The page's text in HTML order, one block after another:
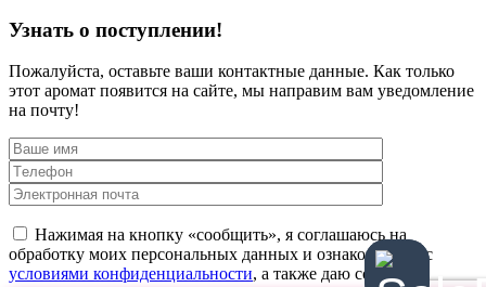
Узнать о поступлении!
Пожалуйста, оставьте ваши контактные данные. Как только
этот аромат появится на сайте, мы направим вам уведомление
на почту!
Нажимая на кнопку «сообщить», я соглашаюсь на
обработку моих персональных данных и ознакомлен(а) с
условиями конфиденциальности, а также даю согласие